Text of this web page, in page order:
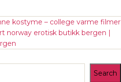
kostyme – college varme filmer
norway erotisk butikk bergen |
Search